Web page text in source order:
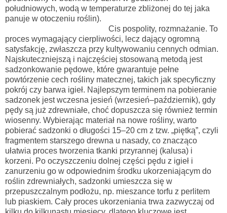
południowych, wodą w temperaturze zbliżonej do tej jaka
panuje w otoczeniu roślin).
Cis pospolity, rozmnażanie. To
proces wymagający cierpliwości, lecz dający ogromną
satysfakcję, zwłaszcza przy kultywowaniu cennych odmian.
Najskuteczniejszą i najczęściej stosowaną metodą jest
sadzonkowanie pędowe, które gwarantuje pełne
powtórzenie cech rośliny matecznej, takich jak specyficzny
pokrój czy barwa igieł. Najlepszym terminem na pobieranie
sadzonek jest wczesna jesień (wrzesień–październik), gdy
pędy są już zdrewniałe, choć dopuszcza się również termin
wiosenny. Wybierając materiał na nowe rośliny, warto
pobierać sadzonki o długości 15–20 cm z tzw. „piętką”, czyli
fragmentem starszego drewna u nasady, co znacząco
ułatwia proces tworzenia tkanki przyrannej (kalusa) i
korzeni. Po oczyszczeniu dolnej części pędu z igieł i
zanurzeniu go w odpowiednim środku ukorzeniającym do
roślin zdrewniałych, sadzonki umieszcza się w
przepuszczalnym podłożu, np. mieszance torfu z perlitem
lub piaskiem. Cały proces ukorzeniania trwa zazwyczaj od